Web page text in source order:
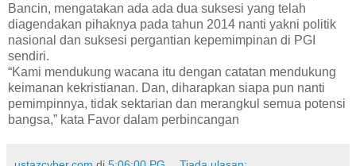
Bancin, mengatakan ada ada dua suksesi yang telah
diagendakan pihaknya pada tahun 2014 nanti yakni politik
nasional dan suksesi pergantian kepemimpinan di PGI
sendiri.
“Kami mendukung wacana itu dengan catatan mendukung
keimanan kekristianan. Dan, diharapkan siapa pun nanti
pemimpinnya, tidak sektarian dan merangkul semua potensi
bangsa,” kata Favor dalam perbincangan